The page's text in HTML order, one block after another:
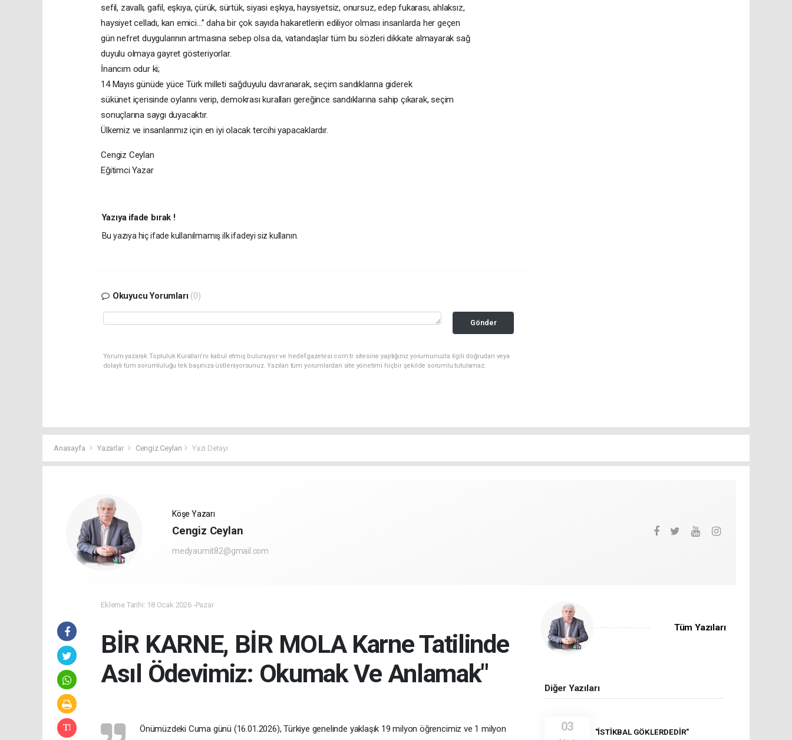
sefil, zavallı, gafil, eşkıya, çürük, sürtük, siyasi eşkıya, haysiyetsiz, onursuz, edep fukarası, ahlaksız,
haysiyet celladı, kan emici…” daha bir çok sayıda hakaretlerin ediliyor olması insanlarda her geçen
gün nefret duygularının artmasına sebep olsa da, vatandaşlar tüm bu sözleri dikkate almayarak sağ
duyulu olmaya gayret gösteriyorlar.
İnancım odur ki;
14 Mayıs günüde yüce Türk milleti sağduyulu davranarak, seçim sandıklarına giderek
sükünet içerisinde oylarını verip, demokrası kuralları gereğince sandıklarına sahip çıkarak, seçim
sonuçlarına saygı duyacaktır.
Ülkemiz ve insanlarımız için en iyi olacak tercihi yapacaklardır.
Cengiz Ceylan
Eğitimci Yazar
Yazıya ifade bırak !
Bu yazıya hiç ifade kullanılmamış ilk ifadeyi siz kullanın.
Okuyucu Yorumları (0)
Gönder
Yorum yazarak Topluluk Kuralları’nı kabul etmiş bulunuyor ve hedefgazetesi.com.tr sitesine yaptığınız yorumunuzla ilgili doğrudan veya
dolaylı tüm sorumluluğu tek başınıza üstleniyorsunuz. Yazılan tüm yorumlardan site yönetimi hiçbir şekilde sorumlu tutulamaz.
Anasayfa Yazarlar Cengiz Ceylan Yazı Detayı
Köşe Yazarı
Cengiz Ceylan
medyaumit82@gmail.com
Ekleme Tarihi: 18 Ocak 2026 -Pazar
BİR KARNE, BİR MOLA Karne Tatilinde
Asıl Ödevimiz: Okumak Ve Anlamak"
Önümüzdeki Cuma günü (16.01.2026), Türkiye genelinde yaklaşık 19 milyon öğrencimiz ve 1 milyon
Tüm Yazıları
Diğer Yazıları
03 "İSTİKBAL GÖKLERDEDİR"